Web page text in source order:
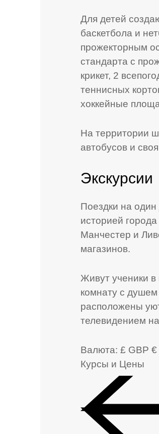
Для детей
баскетбола и
прожекторным
стандарта с
крикет, 2
теннисных
хоккейные
На территории
автобусов и
Экскурсии
Поездки на
историей
Манчестер и
магазинов.
Живут ученики
комнату с
расположены
телевидением
Валюта: £ GBP €
Курсы и Цены